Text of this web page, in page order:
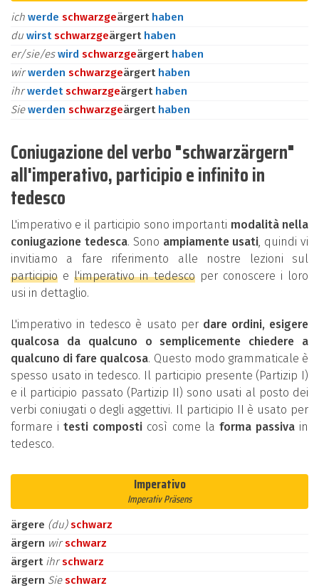
ich werde schwarzgeärgert haben
du wirstschwarzgeärgert haben
er/sie/eswird schwarzgeärgert haben
wirwerden schwarzgeärgert haben
ihrwerdetschwarzgeärgert haben
Siewerden schwarzgeärgert haben
Coniugazione del verbo "schwarzärgern"
all'imperativo, participio e infinito in
tedesco
L'imperativo e il participio sono importanti modalità nella
coniugazione tedesca. Sono ampiamente usati, quindi vi
invitiamo a fare riferimento alle nostre lezioni sul
participio e l'imperativo in tedesco per conoscere i loro
usi in dettaglio.
L'imperativo in tedesco è usato per dare ordini, esigere
qualcosa da qualcuno o semplicemente chiedere a
qualcuno di fare qualcosa. Questo modo grammaticale è
spesso usato in tedesco. Il participio presente (Partizip I)
e il participio passato (Partizip II) sono usati al posto dei
verbi coniugati o degli aggettivi. Il participio II è usato per
formare itesti composti così come la forma passivain
tedesco.
Imperativo
Imperativ Präsens
ärgere (du)schwarz
ärgern wirschwarz
ärgert ihrschwarz
ärgern Sieschwarz